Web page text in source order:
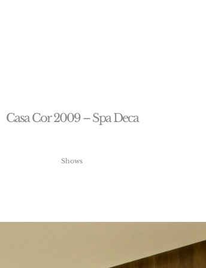
Casa Cor 2009 – Spa Deca
Shows